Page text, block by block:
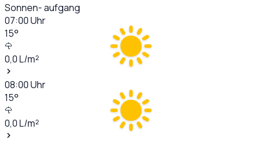
Sonnen- aufgang
07:00Uhr
15°
0,0L/m²
08:00Uhr
15°
0,0L/m²